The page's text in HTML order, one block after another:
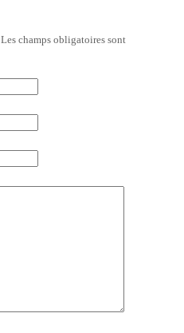
Les champs obligatoires sont